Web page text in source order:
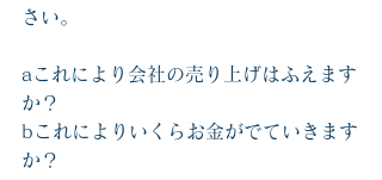
さい。
aこれにより会社の売り上げはふえます
か？
bこれによりいくらお金がでていきます
か？